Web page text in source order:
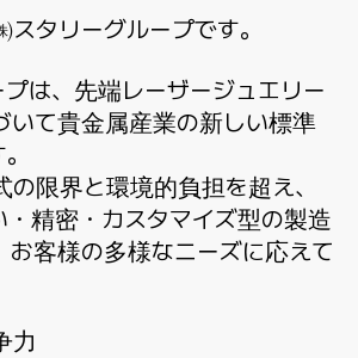
タリーグループです。
は、先端レーザージュエリー
いて貴金属産業の新しい標準
限界と環境的負担を超え、
精密・カスタマイズ型の製造
お客様の多様なニーズに応えて
力